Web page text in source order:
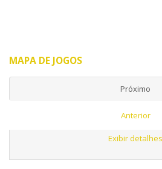
MAPA DE JOGOS
Próximo
Anterior
Exibir detalhes